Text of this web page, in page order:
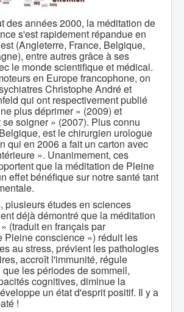
des années 2000, la méditation de
s'est rapidement répandue en
(Angleterre, France, Belgique,
entre autres grâce à ses
le monde scientifique et médical.
en Europe francophone, on
Christophe André et
qui ont respectivement publié
plus déprimer » (2009) et
se soigner » (2007). Plus connu
est le chirurgien urologue
qui en 2006 a fait un carton avec
». Unanimement, ces
que la méditation de Pleine
effet bénéfique sur notre santé tant
plusieurs études en sciences
déjà démontré que la méditation
(traduit en français par
Pleine conscience ») réduit les
au stress, prévient les pathologies
accroît l'immunité, régule
les périodes de sommeil,
cognitives, diminue la
un état d'esprit positif. Il y a
!